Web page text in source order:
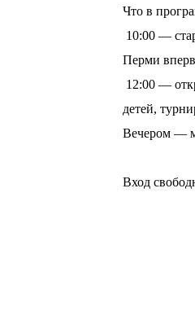
Что в
10:00 —
Перми
12:00 —
детей,
Вечером —
Вход